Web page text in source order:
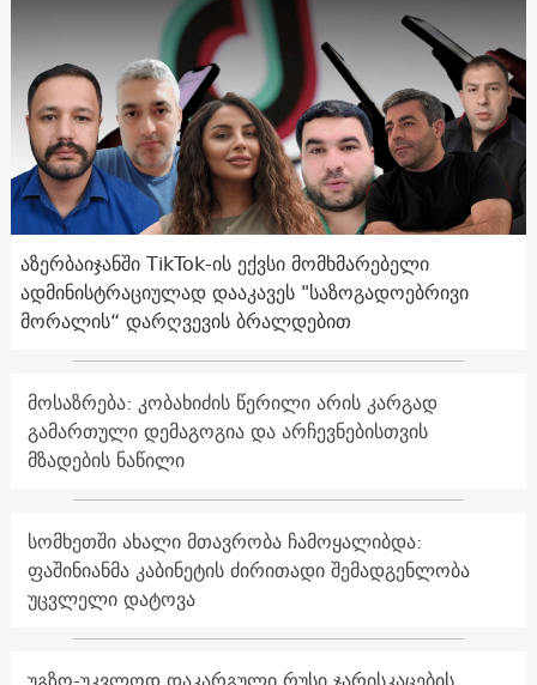
აზერბაიჯანში TikTok-ის ექვსი მომხმარებელი
ადმინისტრაციულად დააკავეს "საზოგადოებრივი
მორალის“ დარღვევის ბრალდებით
მოსაზრება: კობახიძის წერილი არის კარგად
გამართული დემაგოგია და არჩევნებისთვის
მზადების ნაწილი
სომხეთში ახალი მთავრობა ჩამოყალიბდა:
ფაშინიანმა კაბინეტის ძირითადი შემადგენლობა
უცვლელი დატოვა